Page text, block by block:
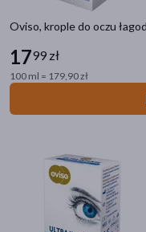
Oviso, krople do oczu
1799 zł
100 ml = 179,90 zł
regenerujące
pokaż więcej
Alergeny
Bez glutenu
Bez laktozy(4)
Bez dodatku cukru